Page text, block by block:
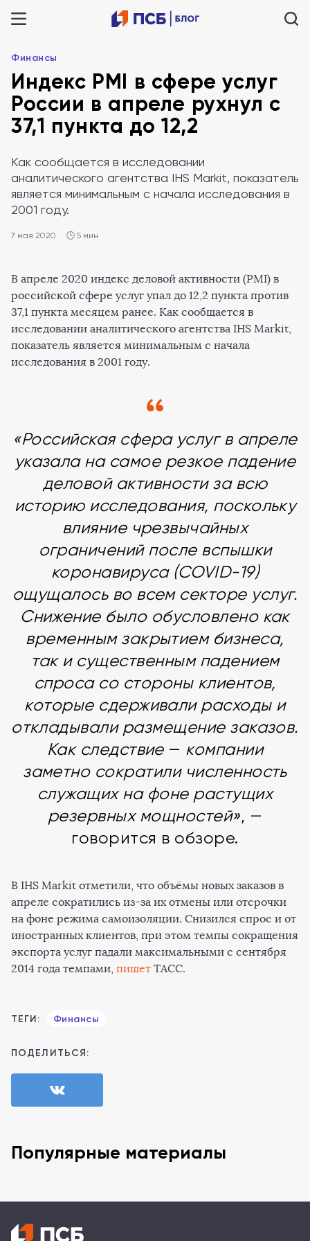
Финансы
Индекс PMI в сфере услуг
России в апреле рухнул с
37,1 пункта до 12,2
Как сообщается в исследовании
аналитического агентства IHS Markit, показатель
является минимальным с начала исследования в
2001 году.
7 мая 2020 🕒 5 мин
В апреле 2020 индекс деловой активности (PMI) в
российской сфере услуг упал до 12,2 пункта против
37,1 пункта месяцем ранее. Как сообщается в
исследовании аналитического агентства IHS Markit,
показатель является минимальным с начала
исследования в 2001 году.
«Российская сфера услуг в апреле
указала на самое резкое падение
деловой активности за всю
историю исследования, поскольку
влияние чрезвычайных
ограничений после вспышки
коронавируса (COVID-19)
ощущалось во всем секторе услуг.
Снижение было обусловлено как
временным закрытием бизнеса,
так и существенным падением
спроса со стороны клиентов,
которые сдерживали расходы и
откладывали размещение заказов.
Как следствие— компании
заметно сократили численность
служащих на фоне растущих
резервных мощностей», —
говорится в обзоре.
В IHS Markit отметили, что объёмы новых заказов в
апреле сократились из-за их отмены или отсрочки
на фоне режима самоизоляции. Снизился спрос и от
иностранных клиентов, при этом темпы сокращения
экспорта услуг падали максимальными с сентября
2014 года темпами, пишет ТАСС.
ТЕГИ: Финансы
ПОДЕЛИТЬСЯ:
Популярные материалы